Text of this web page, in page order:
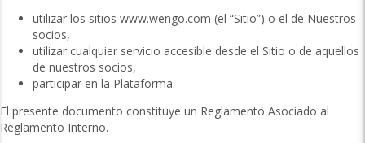
utilizar los sitios www.wengo.com (el “Sitio”) o el de Nuestros
socios,
utilizar cualquier servicio accesible desde el Sitio o de aquellos
de nuestros socios,
participar en la Plataforma.
El presente documento constituye un Reglamento Asociado al
Reglamento Interno.